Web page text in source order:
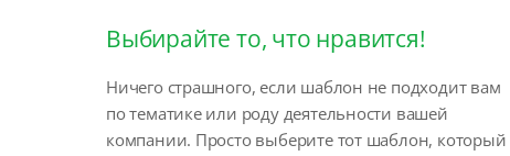
Выбирайте то, что нравится!
Ничего страшного, если шаблон не подходит вам
по тематике или роду деятельности вашей
компании. Просто выберите тот шаблон, который